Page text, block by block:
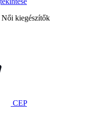
Női kiegészítők
CEP